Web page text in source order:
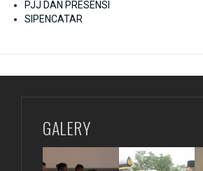
PJJ DAN PRESENSI
SIPENCATAR
GALERY